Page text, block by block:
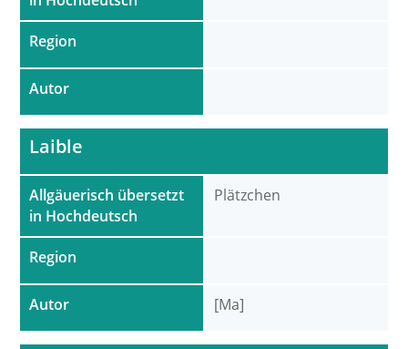
Region
Autor
Allgäuerisch übersetzt
in Hochdeutsch
Region
Autor
Laible
Plätzchen
[Ma]